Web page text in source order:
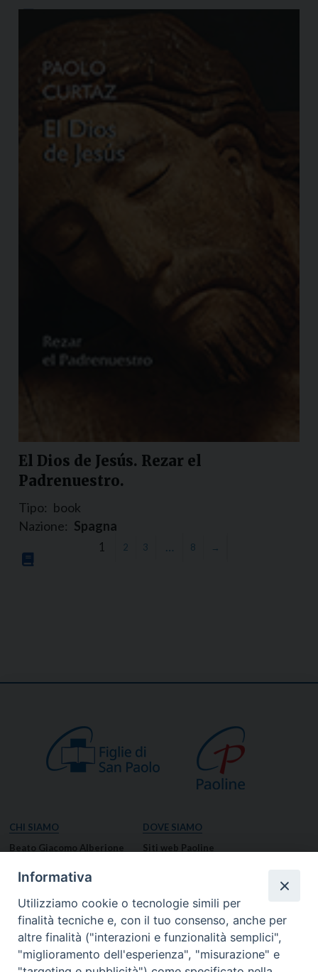
El Dios de Jesús. Rezar el
Padrenuestro.
Tipo: book
Nazione: Spagna
1 2 3 … 8 →
CHI SIAMO
Beato Giacomo Alberione
Missione Paolina
Luoghi delle Origini
Governo Generale
DOVE SIAMO
Siti web Paoline
Notizie dal governo generale
Notizie in breve
RISORSE
Informativa
Utilizziamo cookie o tecnologie simili per
finalità tecniche e, con il tuo consenso, anche per
altre finalità ("interazioni e funzionalità semplici",
"miglioramento dell'esperienza", "misurazione" e